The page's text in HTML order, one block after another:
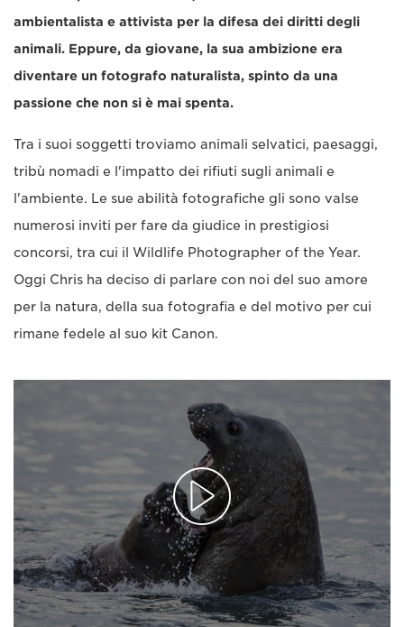
ambientalista e attivista per la difesa dei diritti degli
animali. Eppure, da giovane, la sua ambizione era
diventare un fotografo naturalista, spinto da una
passione che non si è mai spenta.
Tra i suoi soggetti troviamo animali selvatici, paesaggi,
tribù nomadi e l'impatto dei rifiuti sugli animali e
l'ambiente. Le sue abilità fotografiche gli sono valse
numerosi inviti per fare da giudice in prestigiosi
concorsi, tra cui il Wildlife Photographer of the Year.
Oggi Chris ha deciso di parlare con noi del suo amore
per la natura, della sua fotografia e del motivo per cui
rimane fedele al suo kit Canon.